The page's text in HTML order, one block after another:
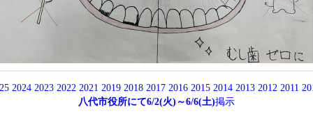
2024 2023 2022 2021 2019 2018 2017 2016 2015 2014 2013 2012 2011
八代市役所にて6/2(火)～6/6(土)掲示